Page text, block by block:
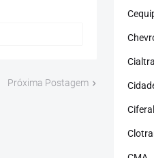
Próxima Postagem
Cialtra
Ciferal